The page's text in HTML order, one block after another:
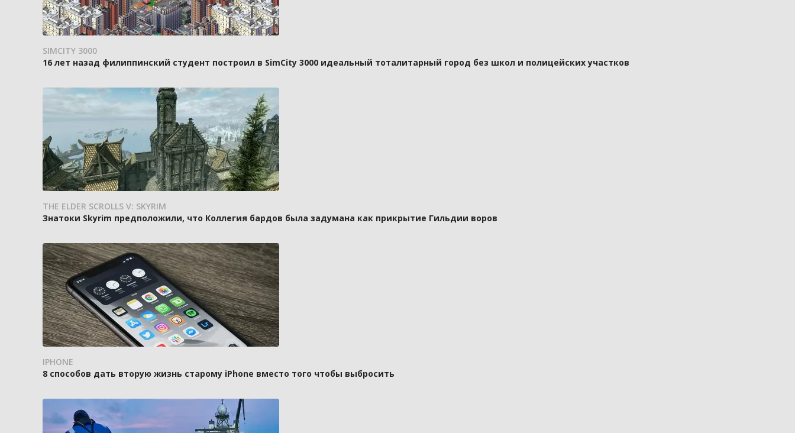
SIMCITY 3000
16 лет назад филиппинский студент построил в SimCity 3000 идеальный тоталитарный город без школ и полицейских участков
THE ELDER SCROLLS V: SKYRIM
Знатоки Skyrim предположили, что Коллегия бардов была задумана как прикрытие Гильдии воров
IPHONE
8 способов дать вторую жизнь старому iPhone вместо того чтобы выбросить